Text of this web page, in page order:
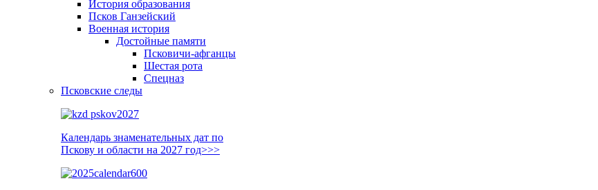
История образования
Псков Ганзейский
Военная история
Достойные памяти
Псковичи-афганцы
Шестая рота
Спецназ
Псковские следы
Календарь знаменательных дат по
Пскову и области на 2027 год>>>